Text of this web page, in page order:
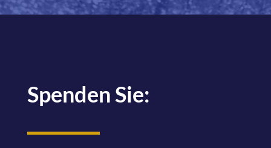
Spenden Sie: